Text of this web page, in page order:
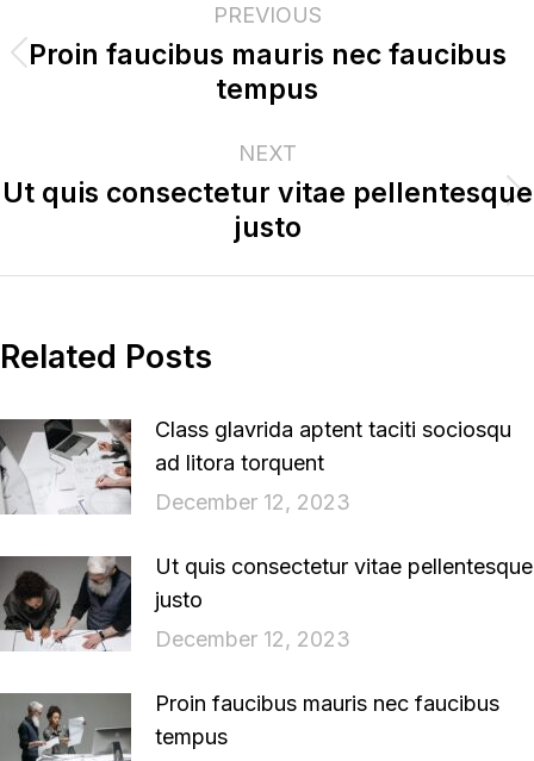
PREVIOUS
Proin faucibus mauris nec faucibus
tempus
NEXT
Ut quis consectetur vitae pellentesque
justo
Related Posts
Class glavrida aptent taciti sociosqu
ad litora torquent
December 12, 2023
Ut quis consectetur vitae pellentesque
justo
December 12, 2023
Proin faucibus mauris nec faucibus
tempus